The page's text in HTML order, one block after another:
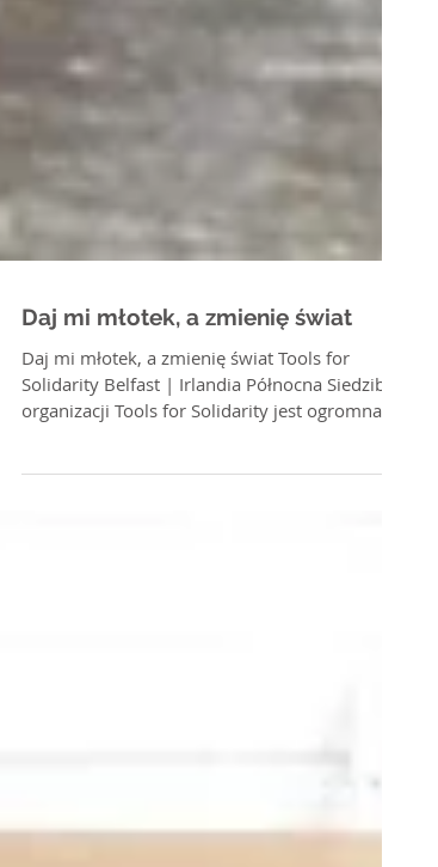
Daj mi młotek, a zmienię świat
Daj mi młotek, a zmienię świat Tools for
organizacji Tools for Solidarity jest ogromna....